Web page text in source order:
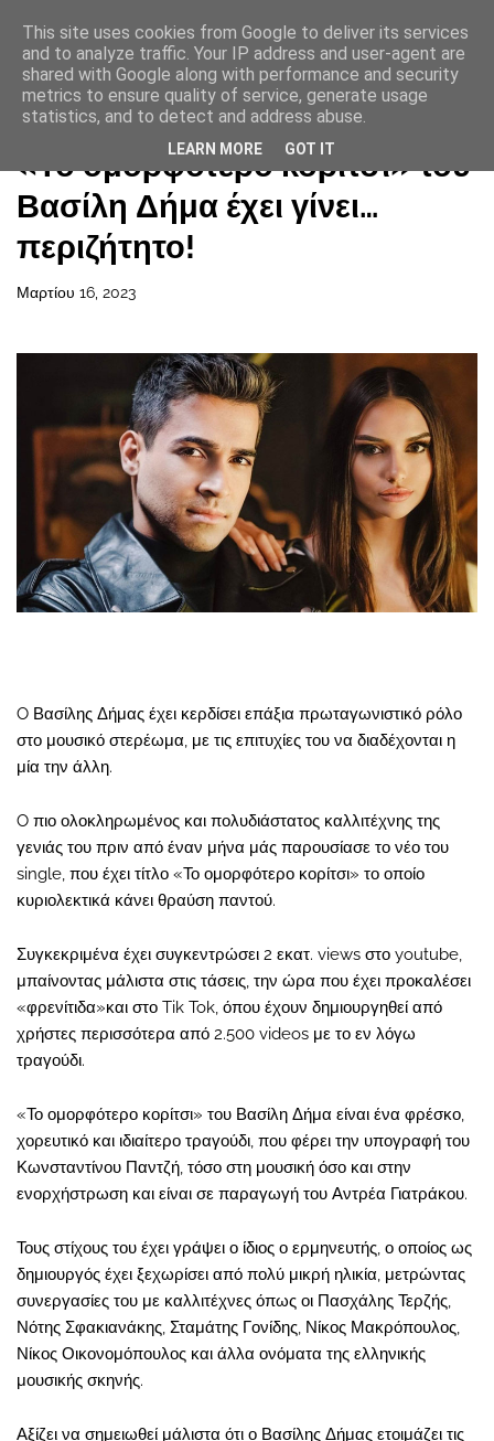
Αρχική σελίδα
«Το ομορφότερο κορίτσι» του
Βασίλη Δήμα έχει γίνει…
περιζήτητο!
Μαρτίου 16, 2023
O Βασίλης Δήμας έχει κερδίσει επάξια πρωταγωνιστικό ρόλο
στο μουσικό στερέωμα, με τις επιτυχίες του να διαδέχονται η
μία την άλλη.
O πιο ολοκληρωμένος και πολυδιάστατος καλλιτέχνης της
γενιάς του πριν από έναν μήνα μάς παρουσίασε το νέο του
single, που έχει τίτλο «Το ομορφότερο κορίτσι» το οποίο
κυριολεκτικά κάνει θραύση παντού.
Συγκεκριμένα έχει συγκεντρώσει 2 εκατ. views στο youtube,
μπαίνοντας μάλιστα στις τάσεις, την ώρα που έχει προκαλέσει
«φρενίτιδα»και στο Tik Tok, όπου έχουν δημιουργηθεί από
χρήστες περισσότερα από 2.500 videos με το εν λόγω
τραγούδι.
«Το ομορφότερο κορίτσι» του Βασίλη Δήμα είναι ένα φρέσκο,
χορευτικό και ιδιαίτερο τραγούδι, που φέρει την υπογραφή του
Κωνσταντίνου Παντζή, τόσο στη μουσική όσο και στην
ενορχήστρωση και είναι σε παραγωγή του Αντρέα Γιατράκου.
Τους στίχους του έχει γράψει ο ίδιος ο ερμηνευτής, ο οποίος ως
δημιουργός έχει ξεχωρίσει από πολύ μικρή ηλικία, μετρώντας
συνεργασίες του με καλλιτέχνες όπως οι Πασχάλης Τερζής,
Νότης Σφακιανάκης, Σταμάτης Γονίδης, Νίκος Μακρόπουλος,
Νίκος Οικονομόπουλος και άλλα ονόματα της ελληνικής
μουσικής σκηνής.
Αξίζει να σημειωθεί μάλιστα ότι ο Βασίλης Δήμας ετοιμάζει τις
This site uses cookies from Google to deliver its services
and to analyze traffic. Your IP address and user-agent are
shared with Google along with performance and security
metrics to ensure quality of service, generate usage
statistics, and to detect and address abuse.
LEARN MORE GOT IT